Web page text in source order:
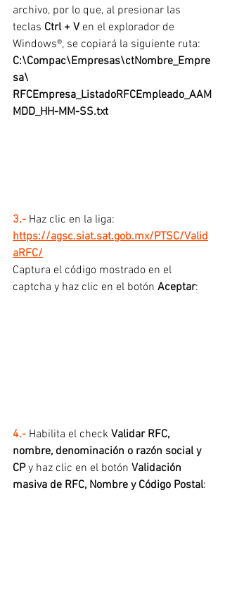
archivo, por lo que, al presionar las
teclas Ctrl + V en el explorador de
Windows®, se copiará la siguiente ruta:
C:\Compac\Empresas\ctNombre_Empre
sa\
RFCEmpresa_ListadoRFCEmpleado_AAM
MDD_HH-MM-SS.txt
3.- Haz clic en la liga:
https://agsc.siat.sat.gob.mx/PTSC/Valid
aRFC/
Captura el código mostrado en el
captcha y haz clic en el botón Aceptar:
4.- Habilita el check Validar RFC,
nombre, denominación o razón social y
CP y haz clic en el botón Validación
masiva de RFC, Nombre y Código Postal: